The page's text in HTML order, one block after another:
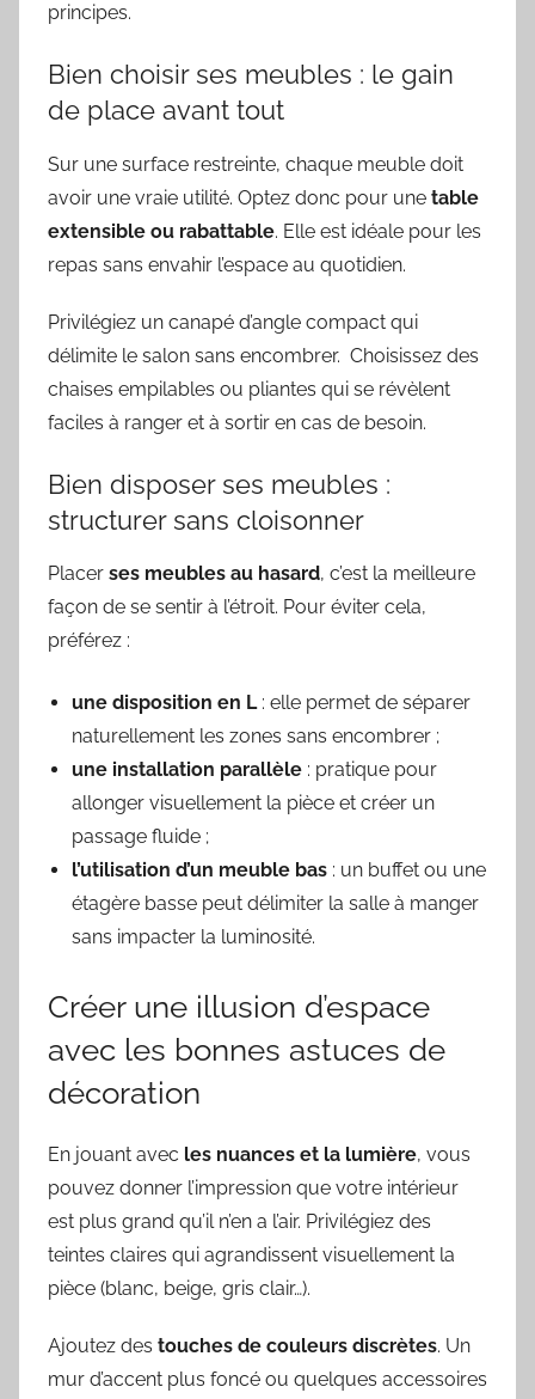
principes.
Bien choisir ses meubles : le gain
de place avant tout
Sur une surface restreinte, chaque meuble doit
avoir une vraie utilité. Optez donc pour une table
extensible ou rabattable. Elle est idéale pour les
repas sans envahir l’espace au quotidien.
Privilégiez un canapé d’angle compact qui
délimite le salon sans encombrer. Choisissez des
chaises empilables ou pliantes qui se révèlent
faciles à ranger et à sortir en cas de besoin.
Bien disposer ses meubles :
structurer sans cloisonner
Placer ses meubles au hasard, c’est la meilleure
façon de se sentir à l’étroit. Pour éviter cela,
préférez :
une disposition en L: elle permet de séparer
naturellement les zones sans encombrer ;
une installation parallèle : pratique pour
allonger visuellement la pièce et créer un
passage fluide ;
l’utilisation d’un meuble bas : un buffet ou une
étagère basse peut délimiter la salle à manger
sans impacter la luminosité.
Créer une illusion d’espace
avec les bonnes astuces de
décoration
En jouant avec les nuances et la lumière, vous
pouvez donner l’impression que votre intérieur
est plus grand qu’il n’en a l’air. Privilégiez des
teintes claires qui agrandissent visuellement la
pièce (blanc, beige, gris clair…).
Ajoutez des touches de couleurs discrètes. Un
mur d’accent plus foncé ou quelques accessoires